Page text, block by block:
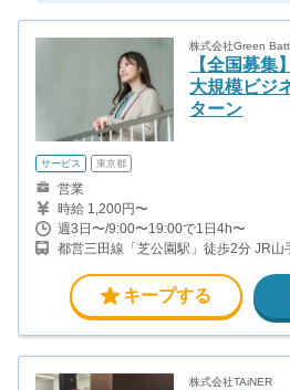
株式会社Green
【全国募集
大規模ビジ
ターン
サービス 東京都
営業
時給 1,200円〜
週3日〜/9:00〜19:00で1日4h〜
都営三田線「芝公園駅」徒歩2分 JR
車もしくは公共交通機関を使用しての
キープする
株式会社TAiNER